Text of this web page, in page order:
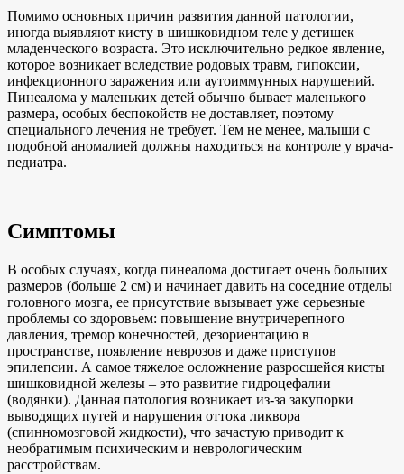
Помимо основных причин развития данной патологии,
иногда выявляют кисту в шишковидном теле у детишек
младенческого возраста. Это исключительно редкое явление,
которое возникает вследствие родовых травм, гипоксии,
инфекционного заражения или аутоиммунных нарушений.
Пинеалома у маленьких детей обычно бывает маленького
размера, особых беспокойств не доставляет, поэтому
специального лечения не требует. Тем не менее, малыши с
подобной аномалией должны находиться на контроле у врача-
педиатра.
Симптомы
В особых случаях, когда пинеалома достигает очень больших
размеров (больше 2 см) и начинает давить на соседние отделы
головного мозга, ее присутствие вызывает уже серьезные
проблемы со здоровьем: повышение внутричерепного
давления, тремор конечностей, дезориентацию в
пространстве, появление неврозов и даже приступов
эпилепсии. А самое тяжелое осложнение разросшейся кисты
шишковидной железы – это развитие гидроцефалии
(водянки). Данная патология возникает из-за закупорки
выводящих путей и нарушения оттока ликвора
(спинномозговой жидкости), что зачастую приводит к
необратимым психическим и неврологическим
расстройствам.